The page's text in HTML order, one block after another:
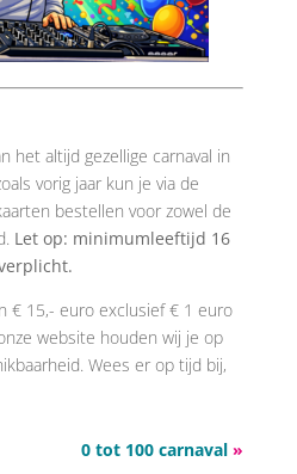
het altijd gezellige carnaval in
vorig jaar kun je via de
bestellen voor zowel de
Let op: minimumleeftijd 16
€ 15,- euro exclusief € 1 euro
website houden wij je op
Wees er op tijd bij,
0 tot 100 carnaval »